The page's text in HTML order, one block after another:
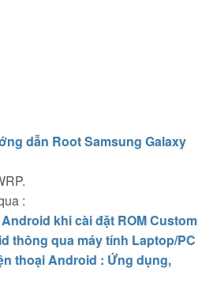
dẫn Root Samsung Galaxy
:
khi cài đặt ROM Custom
thông qua máy tính Laptop/PC
thoại Android : Ứng dụng,